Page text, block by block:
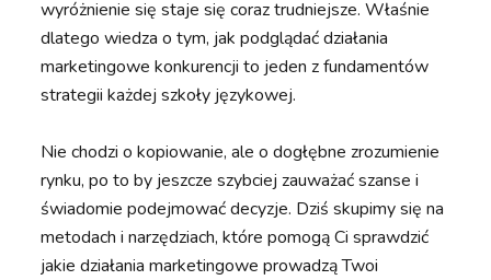
wyróżnienie się staje się coraz trudniejsze. Właśnie
dlatego wiedza o tym, jak podglądać działania
marketingowe konkurencji to jeden z fundamentów
strategii każdej szkoły językowej.
Nie chodzi o kopiowanie, ale o dogłębne zrozumienie
rynku, po to by jeszcze szybciej zauważać szanse i
świadomie podejmować decyzje. Dziś skupimy się na
metodach i narzędziach, które pomogą Ci sprawdzić
jakie działania marketingowe prowadzą Twoi